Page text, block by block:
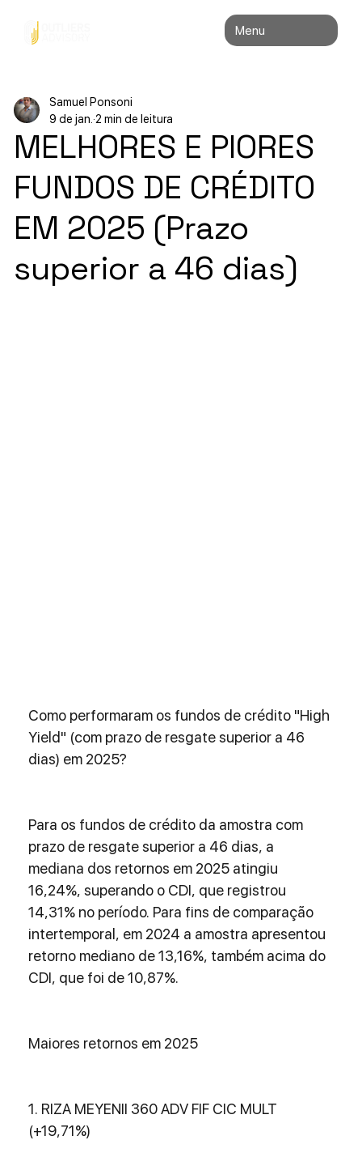
Menu
MELHORES E PIORES
FUNDOS DE CRÉDITO
EM 2025 (Prazo
superior a 46 dias)
Samuel Ponsoni
9 de jan. 2 min de leitura
Como performaram os fundos de crédito "High
Yield" (com prazo de resgate superior a 46
dias) em 2025?
Para os fundos de crédito da amostra com
prazo de resgate superior a 46 dias, a
mediana dos retornos em 2025 atingiu
16,24%, superando o CDI, que registrou
14,31% no período. Para fins de comparação
intertemporal, em 2024 a amostra apresentou
retorno mediano de 13,16%, também acima do
CDI, que foi de 10,87%.
Maiores retornos em 2025
1. RIZA MEYENII 360 ADV FIF CIC MULT
(+19,71%)